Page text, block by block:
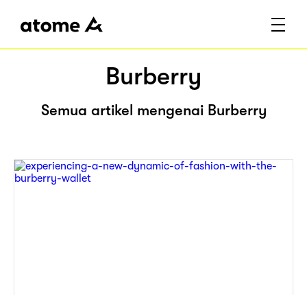
Burberry
Semua artikel mengenai Burberry